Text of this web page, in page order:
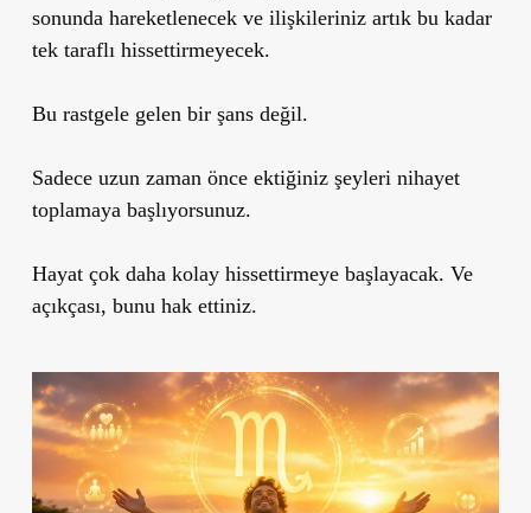
sonunda hareketlenecek ve ilişkileriniz artık bu kadar
tek taraflı hissettirmeyecek.
Bu rastgele gelen bir şans değil.
Sadece uzun zaman önce ektiğiniz şeyleri nihayet
toplamaya başlıyorsunuz.
Hayat çok daha kolay hissettirmeye başlayacak. Ve
açıkçası, bunu hak ettiniz.